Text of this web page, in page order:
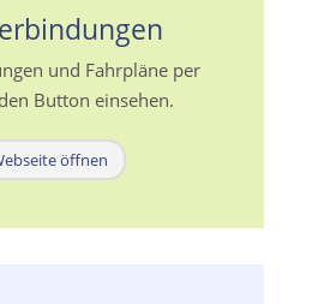
und Fahrpläne per
Button einsehen.
öffnen